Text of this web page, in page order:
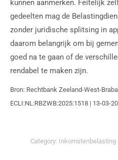
kunnen aanmerken. Feitelijk
gedeelten mag de
zonder juridische splitsing in
daarom belangrijk om bij
goed na te gaan of de
rendabel te maken zijn.
Bron: Rechtbank Zeeland-West-
ECLI:NL:RBZWB:2025:1518 | 13-03-
Category: Inkomstenbelasting